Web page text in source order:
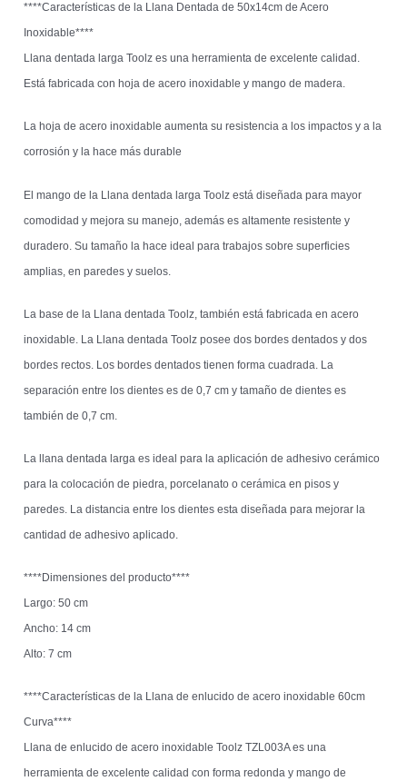
****Características de la Llana Dentada de 50x14cm de Acero
Inoxidable****
Llana dentada larga Toolz es una herramienta de excelente calidad.
Está fabricada con hoja de acero inoxidable y mango de madera.
La hoja de acero inoxidable aumenta su resistencia a los impactos y a la
corrosión y la hace más durable
El mango de la Llana dentada larga Toolz está diseñada para mayor
comodidad y mejora su manejo, además es altamente resistente y
duradero. Su tamaño la hace ideal para trabajos sobre superficies
amplias, en paredes y suelos.
La base de la Llana dentada Toolz, también está fabricada en acero
inoxidable. La Llana dentada Toolz posee dos bordes dentados y dos
bordes rectos. Los bordes dentados tienen forma cuadrada. La
separación entre los dientes es de 0,7 cm y tamaño de dientes es
también de 0,7 cm.
La llana dentada larga es ideal para la aplicación de adhesivo cerámico
para la colocación de piedra, porcelanato o cerámica en pisos y
paredes. La distancia entre los dientes esta diseñada para mejorar la
cantidad de adhesivo aplicado.
****Dimensiones del producto****
Largo: 50 cm
Ancho: 14 cm
Alto: 7 cm
****Características de la Llana de enlucido de acero inoxidable 60cm
Curva****
Llana de enlucido de acero inoxidable Toolz TZL003A es una
herramienta de excelente calidad con forma redonda y mango de